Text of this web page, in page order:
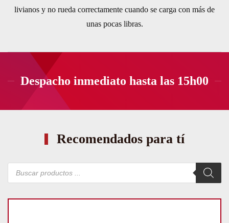
livianos y no rueda correctamente cuando se carga con más de
unas pocas libras.
Despacho inmediato hasta las 15h00
Recomendados para tí
Búsqueda
productos